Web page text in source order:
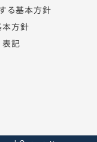
る基本方針
方針
記